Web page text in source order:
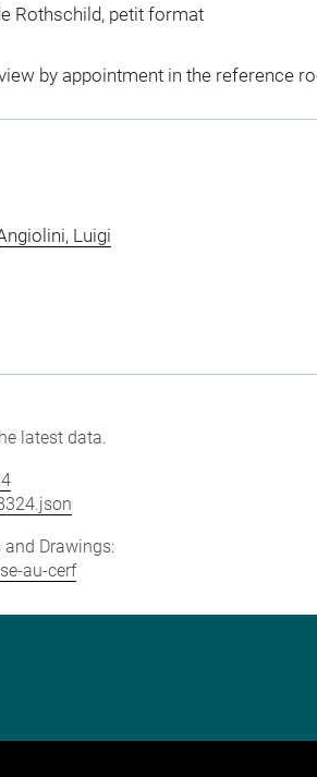
Rothschild, petit format
by appointment in the reference
Luigi
latest data.
Drawings:
au-cerf